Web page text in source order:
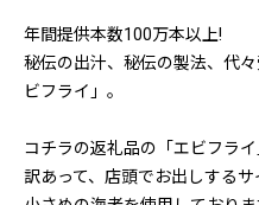
年間提供本数100万本以上!
秘伝の出汁、秘伝の製法、代
ビフライ」。
コチラの返礼品の「エビフライ
訳あって、店頭でお出しする